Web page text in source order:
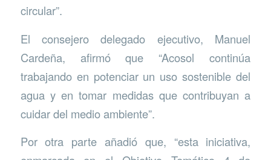
circular”.
El consejero delegado ejecutivo, Manuel
Cardeña, afirmó que “Acosol continúa
trabajando en potenciar un uso sostenible del
agua y en tomar medidas que contribuyan a
cuidar del medio ambiente”.
Por otra parte añadió que, “esta iniciativa,